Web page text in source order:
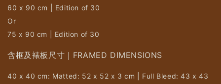
60 x 90 cm | Edition of 30
Or
75 x 90 cm | Edition of 30
含框及裱板尺寸｜FRAMED DIMENSIONS
40 x 40 cm: Matted: 52 x 52 x 3 cm | Full Bleed: 43 x 43